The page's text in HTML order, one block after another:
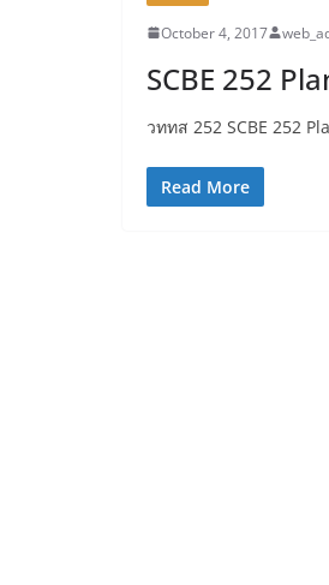
October 4, 2017
SCBE 252
วททส 252 SCBE 252
Read More